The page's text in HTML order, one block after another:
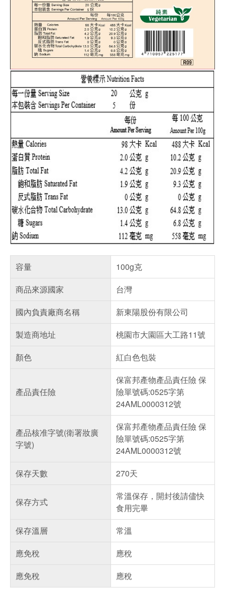
容量
100g克
商品來源國家
台灣
國內負責廠商名稱
新東陽股份有限公司
製造商地址
桃園市大園區大工路11號
顏色
紅白色包裝
產品責任險
保富邦產物產品責任險 保
險單號碼:0525字第
24AML0000312號
產品核准字號(衛署妝廣
字號)
保富邦產物產品責任險 保
險單號碼:0525字第
24AML0000312號
保存天數
270天
保存方式
常溫保存，開封後請儘快
食用完畢
保存溫層
常溫
應免稅
應稅
應免稅
應稅